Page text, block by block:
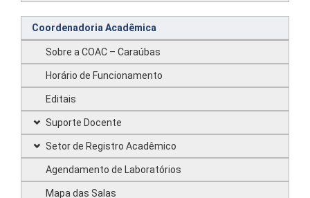
Coordenadoria Acadêmica
Sobre a COAC – Caraúbas
Horário de Funcionamento
Editais
Suporte Docente
Setor de Registro Acadêmico
Agendamento de Laboratórios
Mapa das Salas